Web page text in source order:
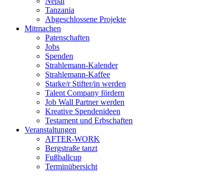
Tanzania
Abgeschlossene Projekte
Mitmachen
Patenschaften
Jobs
Spenden
Strahlemann-Kalender
Strahlemann-Kaffee
Starke/r Stifter/in werden
Talent Company fördern
Job Wall Partner werden
Kreative Spendenideen
Testament und Erbschaften
Veranstaltungen
AFTER-WORK
Bergstraße tanzt
Fußballcup
Terminübersicht